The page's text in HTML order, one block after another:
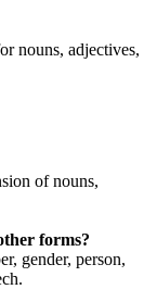
nouns, adjectives,
of nouns,
forms?
gender, person,